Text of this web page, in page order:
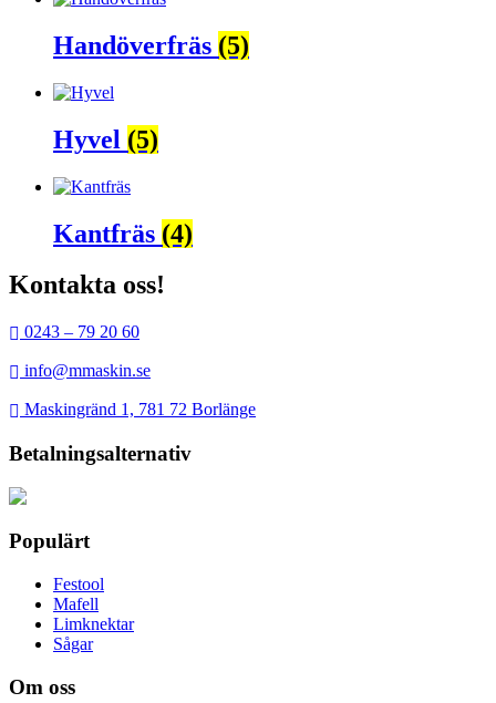
Handöverfräs (5)
Hyvel (5)
Kantfräs (4)
Kontakta oss!
0243 – 79 20 60
info@mmaskin.se
Maskingränd 1, 781 72 Borlänge
Betalningsalternativ
Populärt
Festool
Mafell
Limknektar
Sågar
Om oss